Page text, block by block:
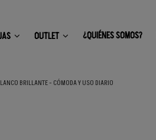
OUTLET ¿QUIÉNES SOMOS?
BRILLANTE - CÓMODA Y USO DIARIO